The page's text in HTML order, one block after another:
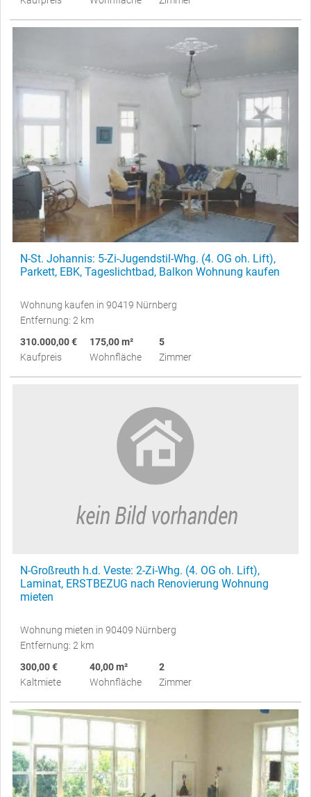
N-St. Johannis: 5-Zi-Jugendstil-Whg. (4. OG oh. Lift),
Parkett, EBK, Tageslichtbad, Balkon Wohnung kaufen
Wohnung kaufen in 90419 Nürnberg
Entfernung: 2 km
310.000,00 €
Kaufpreis
175,00 m²
Wohnfläche
5
Zimmer
N-Großreuth h.d. Veste: 2-Zi-Whg. (4. OG oh. Lift),
Laminat, ERSTBEZUG nach Renovierung Wohnung
mieten
Wohnung mieten in 90409 Nürnberg
Entfernung: 2 km
300,00 €
Kaltmiete
40,00 m²
Wohnfläche
2
Zimmer